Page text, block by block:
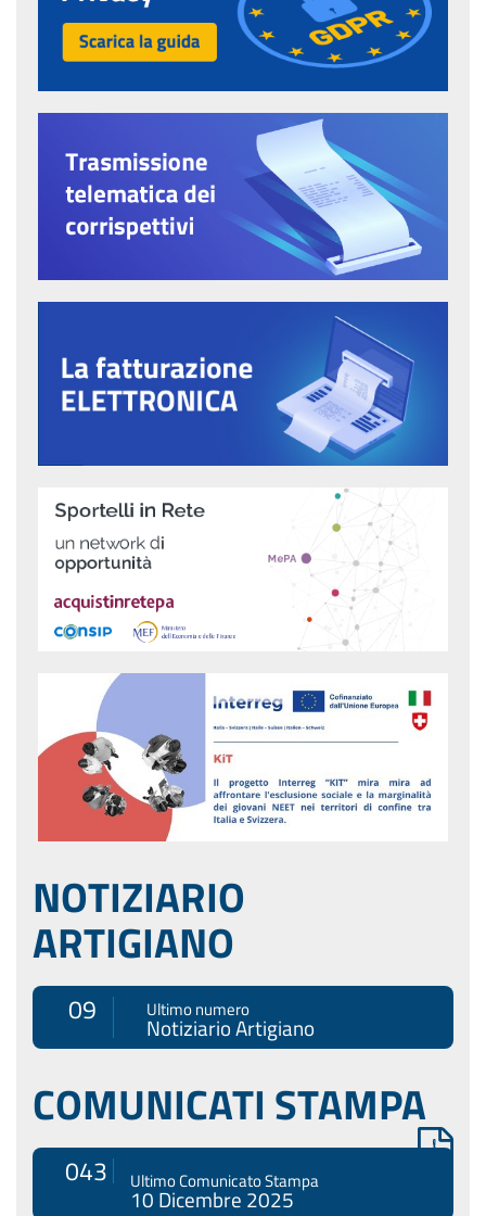
NOTIZIARIO
ARTIGIANO
09 Ultimo numero
Notiziario Artigiano
COMUNICATI STAMPA
043 Ultimo Comunicato Stampa
10 Dicembre 2025